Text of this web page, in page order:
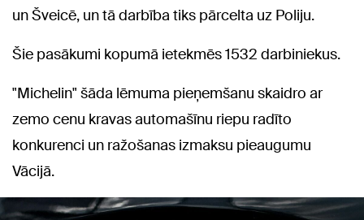
un Šveicē, un tā darbība tiks pārcelta uz Poliju.
Šie pasākumi kopumā ietekmēs 1532 darbiniekus.
"Michelin" šāda lēmuma pieņemšanu skaidro ar
zemo cenu kravas automašīnu riepu radīto
konkurenci un ražošanas izmaksu pieaugumu
Vācijā.